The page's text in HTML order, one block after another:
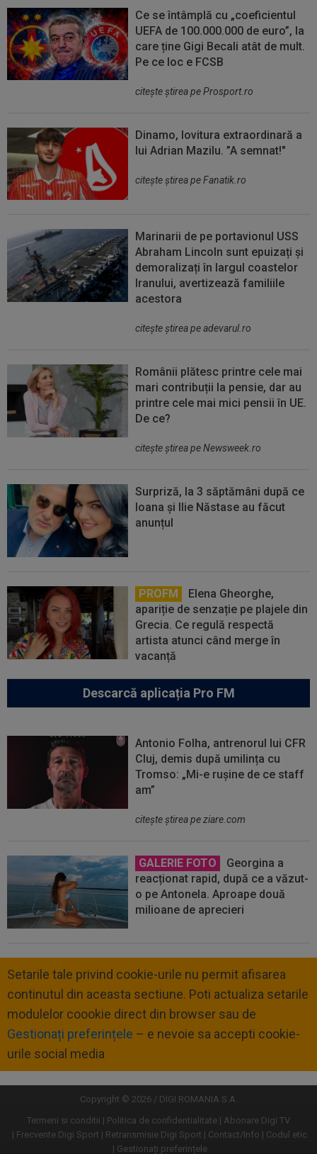
Ce se întâmplă cu „coeficientul
UEFA de 100.000.000 de euro”, la
care ține Gigi Becali atât de mult.
Pe ce loc e FCSB
citeşte ştirea pe Prosport.ro
Dinamo, lovitura extraordinară a
lui Adrian Mazilu. ”A semnat!"
citeşte ştirea pe Fanatik.ro
Marinarii de pe portavionul USS
Abraham Lincoln sunt epuizați și
demoralizați în largul coastelor
Iranului, avertizează familiile
acestora
citeşte ştirea pe adevarul.ro
Românii plătesc printre cele mai
mari contribuții la pensie, dar au
printre cele mai mici pensii în UE.
De ce?
citeşte ştirea pe Newsweek.ro
Surpriză, la 3 săptămâni după ce
Ioana și Ilie Năstase au făcut
anunțul
PROFM
Elena Gheorghe,
apariție de senzație pe plajele din
Grecia. Ce regulă respectă
artista atunci când merge în
vacanță
Descarcă aplicația Pro FM
Antonio Folha, antrenorul lui CFR
Cluj, demis după umilința cu
Tromso: „Mi-e rușine de ce staff
am”
citeşte ştirea pe ziare.com
GALERIE FOTO
Georgina a
reacționat rapid, după ce a văzut-
o pe Antonela. Aproape două
milioane de aprecieri
Setarile tale privind cookie-urile nu permit afisarea
continutul din aceasta sectiune. Poti actualiza setarile
modulelor coookie direct din browser sau de
Gestionați preferințele – e nevoie sa accepti cookie-
urile social media
Copyright © 2026 / DIGI ROMANIA S.A.
Termeni si conditii
Politica de confidentialitate
Abonare Digi TV
Frecvente Digi Sport
Retransmisie Digi Sport Contact/Info
Codul etic
Gestionați preferințele